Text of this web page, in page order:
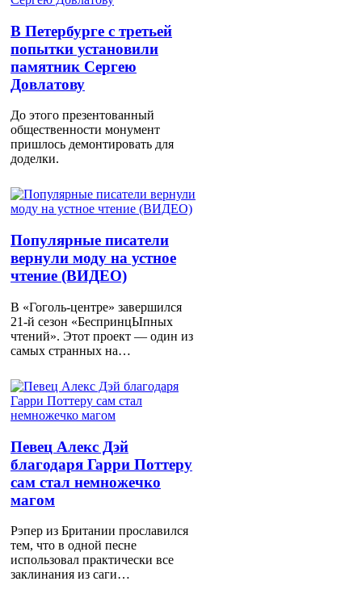
В Петербурге с третьей
попытки установили
памятник Сергею
Довлатову
До этого презентованный
общественности монумент
пришлось демонтировать для
доделки.
Популярные писатели
вернули моду на устное
чтение (ВИДЕО)
В «Гоголь-центре» завершился
21-й сезон «БеспринцЫпных
чтений». Этот проект — один из
самых странных на…
Певец Алекс Дэй
благодаря Гарри Поттеру
сам стал немножечко
магом
Рэпер из Британии прославился
тем, что в одной песне
использовал практически все
заклинания из саги…